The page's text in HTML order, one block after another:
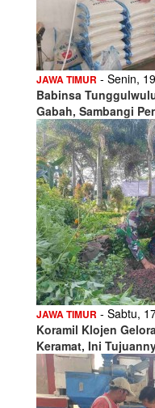
JAWA TIMUR - Senin,
Babinsa
Gabah, Sambangi
JAWA TIMUR - Sabtu,
Koramil Klojen
Keramat, Ini